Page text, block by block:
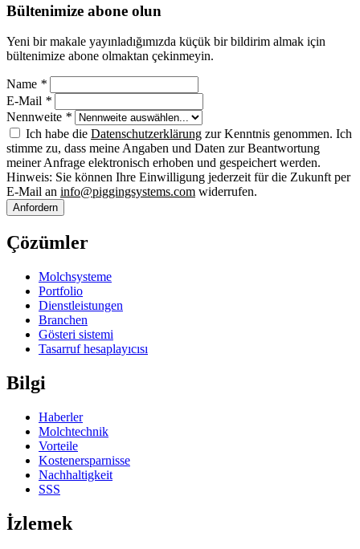
Bültenimize abone olun
Yeni bir makale yayınladığımızda küçük bir bildirim almak için
bültenimize abone olmaktan çekinmeyin.
Name *
E-Mail *
Nennweite *
Ich habe die Datenschutzerklärung zur Kenntnis genommen. Ich
stimme zu, dass meine Angaben und Daten zur Beantwortung
meiner Anfrage elektronisch erhoben und gespeichert werden.
Hinweis: Sie können Ihre Einwilligung jederzeit für die Zukunft per
E-Mail an info@piggingsystems.com widerrufen.
Anfordern
Çözümler
Molchsysteme
Portfolio
Dienstleistungen
Branchen
Gösteri sistemi
Tasarruf hesaplayıcısı
Bilgi
Haberler
Molchtechnik
Vorteile
Kostenersparnisse
Nachhaltigkeit
SSS
İzlemek